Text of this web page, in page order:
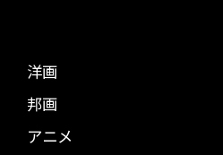
洋画
邦画
アニメ